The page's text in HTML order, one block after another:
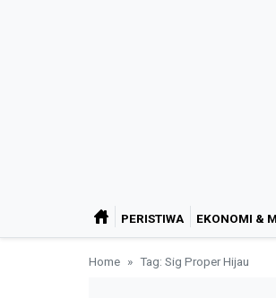
PERISTIWA EKONOMI &
Home Tag: Sig Proper Hijau